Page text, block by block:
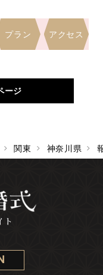
関東 神奈川県
プラン アクセス
ージ
ト